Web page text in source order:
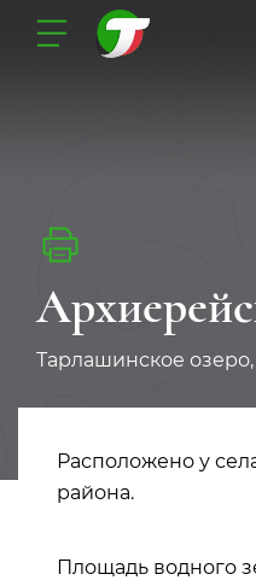
Тарлашинское
Расположено у
района.
Площадь водного